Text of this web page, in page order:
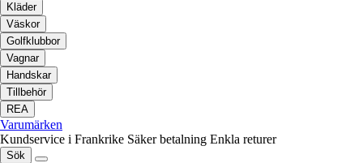
Kläder
Väskor
Golfklubbor
Vagnar
Handskar
Tillbehör
REA
Varumärken
Kundservice i Frankrike Säker betalning Enkla returer
Sök